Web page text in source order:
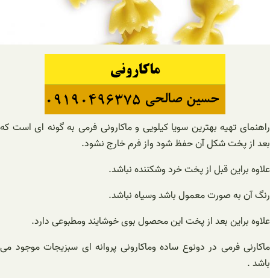
راهنمای تهیه بهترین سویا کیلویی و ماکارونی فرمی به گونه ای است که
بعد از پخت شکل آن حفظ شود واز فرم خارج نشود.
علاوه براین قبل از پخت خرد وشکننده نباشد.
رنگ آن به صورت معمول باشد وسیاه نباشد.
علاوه براین بعد از پخت این محصول بوی خوشایند ومطبوعی دارد.
ماکارنی فرمی در دونوع ساده وماکارونی پروانه ای سبزیجات موجود می
باشد .